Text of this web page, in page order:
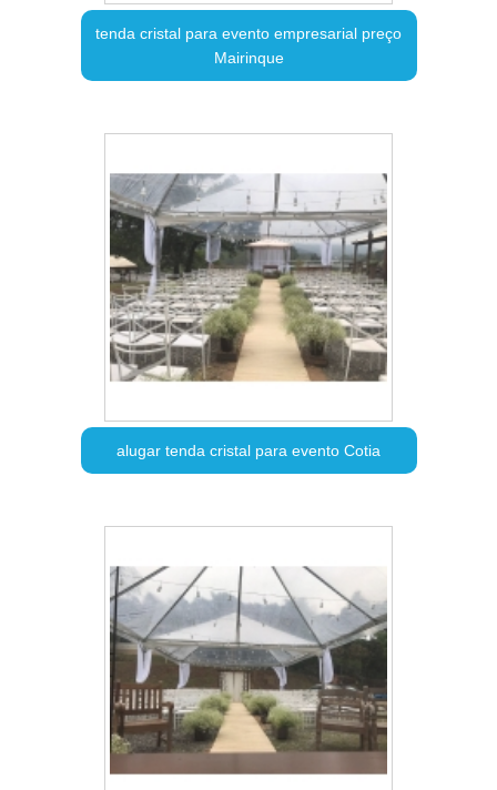
tenda cristal para evento empresarial preço
Mairinque
alugar tenda cristal para evento Cotia